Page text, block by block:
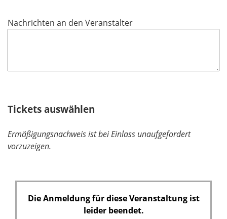
l
Nachrichten an den Veranstalter
Tickets auswählen
Ermäßigungsnachweis ist bei Einlass unaufgefordert
vorzuzeigen.
Die Anmeldung für diese Veranstaltung ist
leider beendet.